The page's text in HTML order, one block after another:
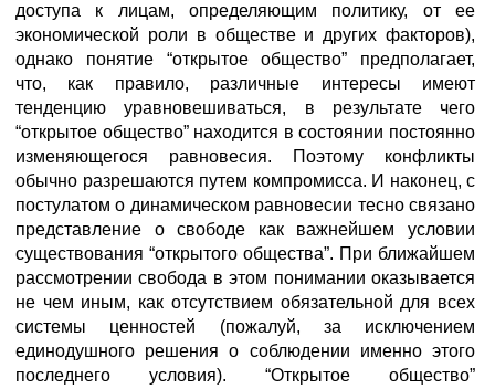
доступа к лицам, определяющим политику, от ее
экономической роли в обществе и других факторов),
однако понятие “открытое общество” предполагает,
что, как правило, различные интересы имеют
тенденцию уравновешиваться, в результате чего
“открытое общество” находится в состоянии постоянно
изменяющегося равновесия. Поэтому конфликты
обычно разрешаются путем компромисса. И наконец, с
постулатом о динамическом равновесии тесно связано
представление о свободе как важнейшем условии
существования “открытого общества”. При ближайшем
рассмотрении свобода в этом понимании оказывается
не чем иным, как отсутствием обязательной для всех
системы ценностей (пожалуй, за исключением
единодушного решения о соблюдении именно этого
последнего условия). “Открытое общество”